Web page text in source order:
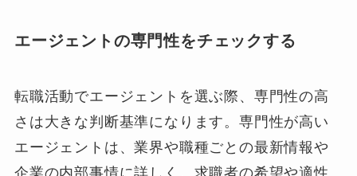
エージェントの専門性をチェックする
転職活動でエージェントを選ぶ際、専門性の高
さは大きな判断基準になります。専門性が高い
エージェントは、業界や職種ごとの最新情報や
企業の内部事情に詳しく、求職者の希望や適性